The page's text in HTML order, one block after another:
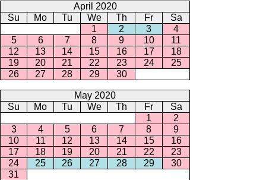
April 2020
Su
Mo Tu We Th Fr
Sa
1
2 3
4
5
6 7 8 9 10
11
12
13 14 15 16 17
18
19
20 21 22 23 24
25
26
27 28 29 30
May 2020
Su
Mo Tu We Th Fr
Sa
1
2
3
4 5 6 7 8
9
10
11 12 13 14 15
16
17
18 19 20 21 22
23
24
25 26 27 28 29
30
31